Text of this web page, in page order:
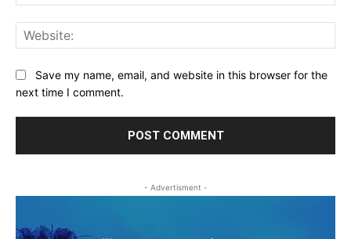
Save my name, email, and website in this browser for the
next time I comment.
- Advertisment -